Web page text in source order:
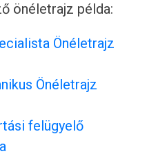
önéletrajz példa:
Önéletrajz
Önéletrajz
felügyelő